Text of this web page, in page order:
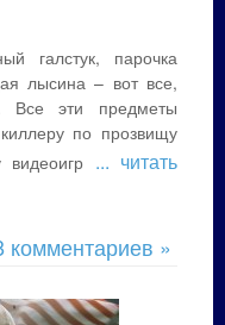
галстук, парочка
лысина – вот все,
Все эти предметы
по прозвищу
... читать
комментариев »